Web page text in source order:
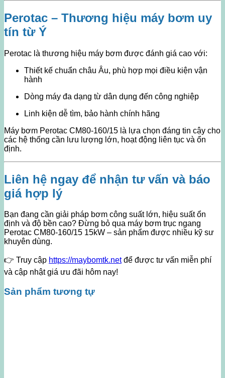
Perotac – Thương hiệu máy bơm uy
tín từ Ý
Perotac là thương hiệu máy bơm được đánh giá cao với:
Thiết kế chuẩn châu Âu, phù hợp mọi điều kiện vận
hành
Dòng máy đa dạng từ dân dụng đến công nghiệp
Linh kiện dễ tìm, bảo hành chính hãng
Máy bơm Perotac CM80-160/15 là lựa chọn đáng tin cậy cho
các hệ thống cần lưu lượng lớn, hoạt động liên tục và ổn
định.
Liên hệ ngay để nhận tư vấn và báo
giá hợp lý
Bạn đang cần giải pháp bơm công suất lớn, hiệu suất ổn
định và độ bền cao? Đừng bỏ qua máy bơm trục ngang
Perotac CM80-160/15 15kW – sản phẩm được nhiều kỹ sư
khuyên dùng.
👉 Truy cập https://maybomtk.netđể được tư vấn miễn phí
và cập nhật giá ưu đãi hôm nay!
Sản phẩm tương tự